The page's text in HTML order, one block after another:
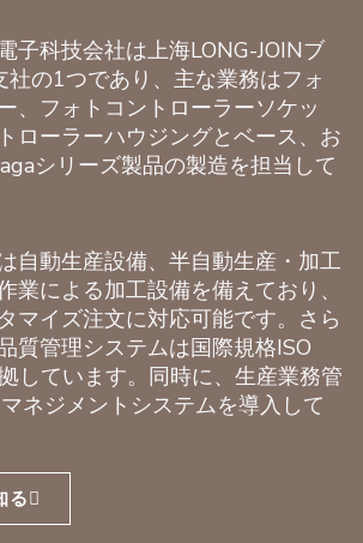
子科技会社は上海LONG-JOINブ
社の1つであり、主な業務はフォ
、フォトコントローラーソケッ
ローラーハウジングとベース、お
シリーズ製品の製造を担当して
自動生産設備、半自動生産・加工
業による加工設備を備えており、
マイズ注文に対応可能です。さら
質管理システムは国際規格ISO
しています。同時に、生産業務管
ネジメントシステムを導入して
る